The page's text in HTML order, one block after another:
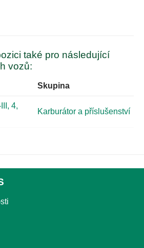
také pro následující
vozů:
Skupina
4,
Karburátor a příslušenství